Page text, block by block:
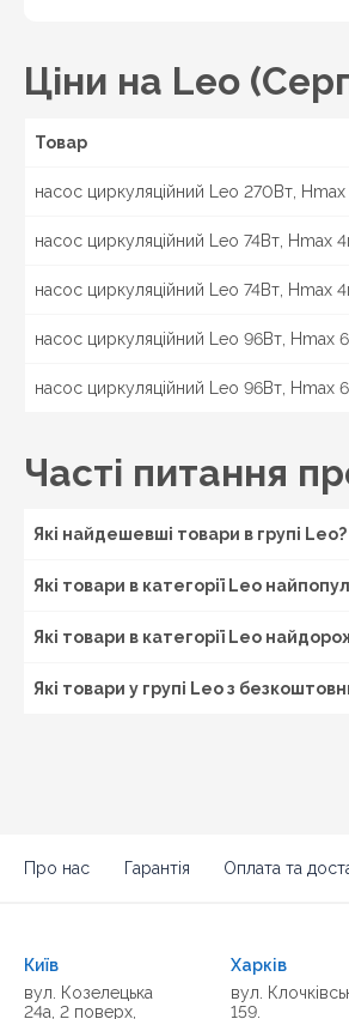
Ціни на Leo
Товар
насос циркуляційний Leo 270Вт,
насос циркуляційний Leo 74Вт, Hmax
насос циркуляційний Leo 74Вт, Hmax
насос циркуляційний Leo 96Вт, Hmax
насос циркуляційний Leo 96Вт, Hmax
Часті питання
Які найдешевші товари в групі Leo?
Які товари в категорії Leo
Які товари в категорії Leo
Які товари у групі Leo з
Про нас Гарантія Оплата та
Київ
вул. Козелецька
24а, 2 поверх,
Харків
вул.
159.